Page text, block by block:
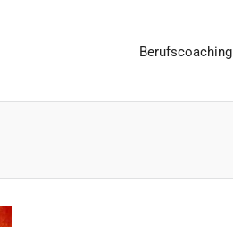
Berufscoaching